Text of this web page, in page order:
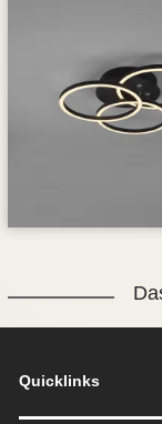
Quicklinks